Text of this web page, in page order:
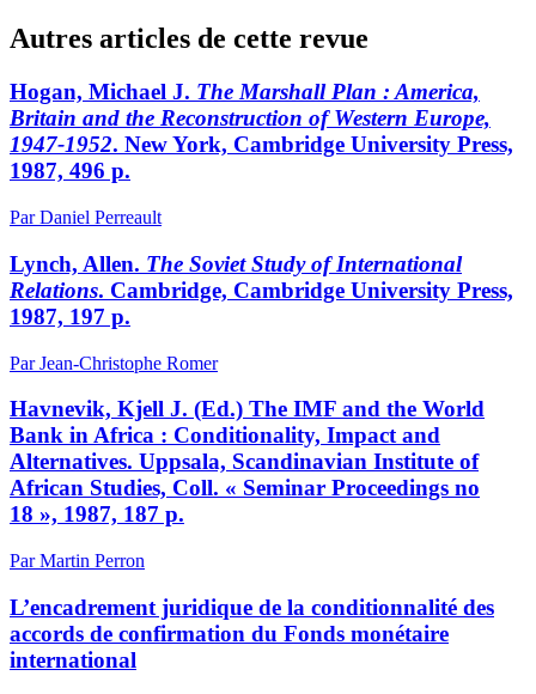
Autres articles de cette revue
Hogan, Michael J. The Marshall Plan : America,
Britain and the Reconstruction of Western Europe,
1947-1952. New York, Cambridge University Press,
1987, 496 p.
Par Daniel Perreault
Lynch, Allen. The Soviet Study of International
Relations. Cambridge, Cambridge University Press,
1987, 197 p.
Par Jean-Christophe Romer
Havnevik, Kjell J. (Ed.) The IMF and the World
Bank in Africa : Conditionality, Impact and
Alternatives. Uppsala, Scandinavian Institute of
African Studies, Coll. « Seminar Proceedings no
18 », 1987, 187 p.
Par Martin Perron
L’encadrement juridique de la conditionnalité des
accords de confirmation du Fonds monétaire
international